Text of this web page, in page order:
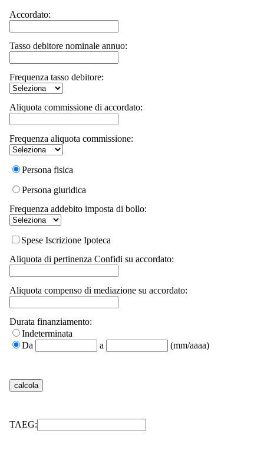
Accordato:
Tasso debitore nominale annuo:
Frequenza tasso debitore:
Aliquota commissione di accordato:
Frequenza aliquota commissione:
Persona fisica
Persona giuridica
Frequenza addebito imposta di bollo:
Spese Iscrizione Ipoteca
Aliquota di pertinenza Confidi su accordato:
Aliquota compenso di mediazione su accordato:
Durata finanziamento:
Indeterminata
Da
a (mm/aaaa)
TAEG: